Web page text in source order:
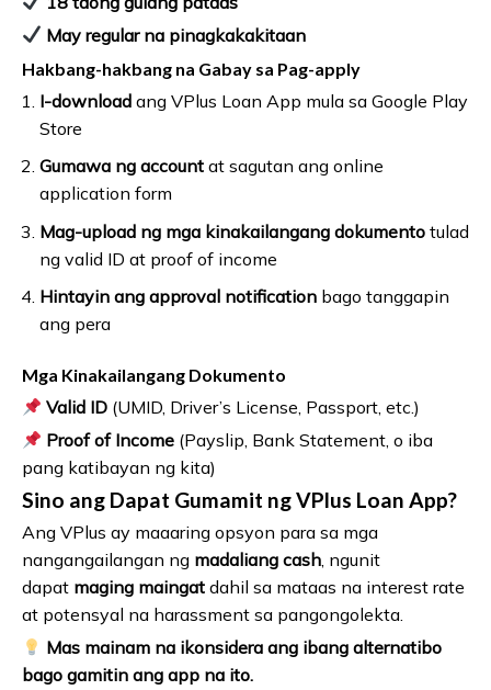
May regular na pinagkakakitaan
Hakbang-hakbang na Gabay sa Pag-apply
I-downloadang VPlus Loan App mula sa Google Play
Store
Gumawa ng accountat sagutan ang online
application form
Mag-upload ng mga kinakailangang dokumentotulad
ng valid ID at proof of income
Hintayin ang approval notificationbago tanggapin
ang pera
Mga Kinakailangang Dokumento
Valid ID (UMID, Driver’s License, Passport, etc.)
Proof of Income (Payslip, Bank Statement, o iba
pang katibayan ng kita)
Sino ang Dapat Gumamit ng VPlus Loan App?
Ang VPlus ay maaaring opsyon para sa mga
nangangailangan ng madaliang cash, ngunit
dapat maging maingat dahil sa mataas na interest rate
at potensyal na harassment sa pangongolekta.
Mas mainam na ikonsidera ang ibang alternatibo
bago gamitin ang app na ito.